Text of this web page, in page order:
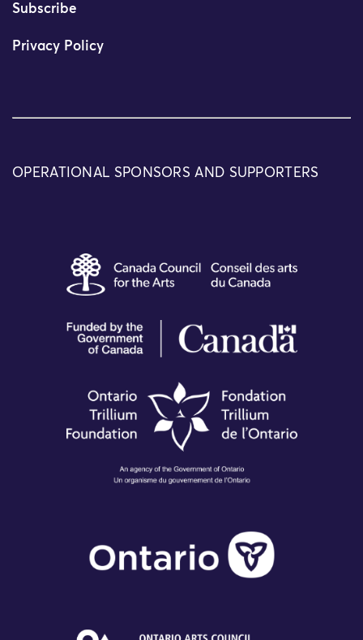
Subscribe
Privacy Policy
OPERATIONAL SPONSORS AND SUPPORTERS